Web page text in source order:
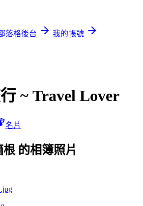
落格後台
我的帳號
~ Travel Lover
名片
根 的相簿照片